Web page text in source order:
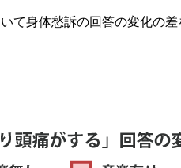
て身体愁訴の回答の変化の